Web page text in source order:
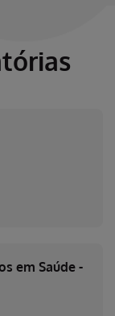
em Saúde -